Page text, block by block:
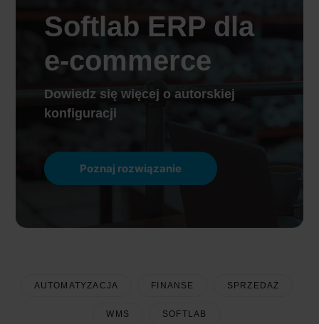
Softlab ERP dla
e-commerce
Dowiedz się więcej o autorskiej
konfiguracji
Poznaj rozwiązanie
AUTOMATYZACJA FINANSE SPRZEDAŻ
WMS SOFTLAB